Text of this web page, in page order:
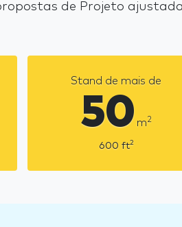
de Projeto
Stand de mais de
50 m2
600 ft2